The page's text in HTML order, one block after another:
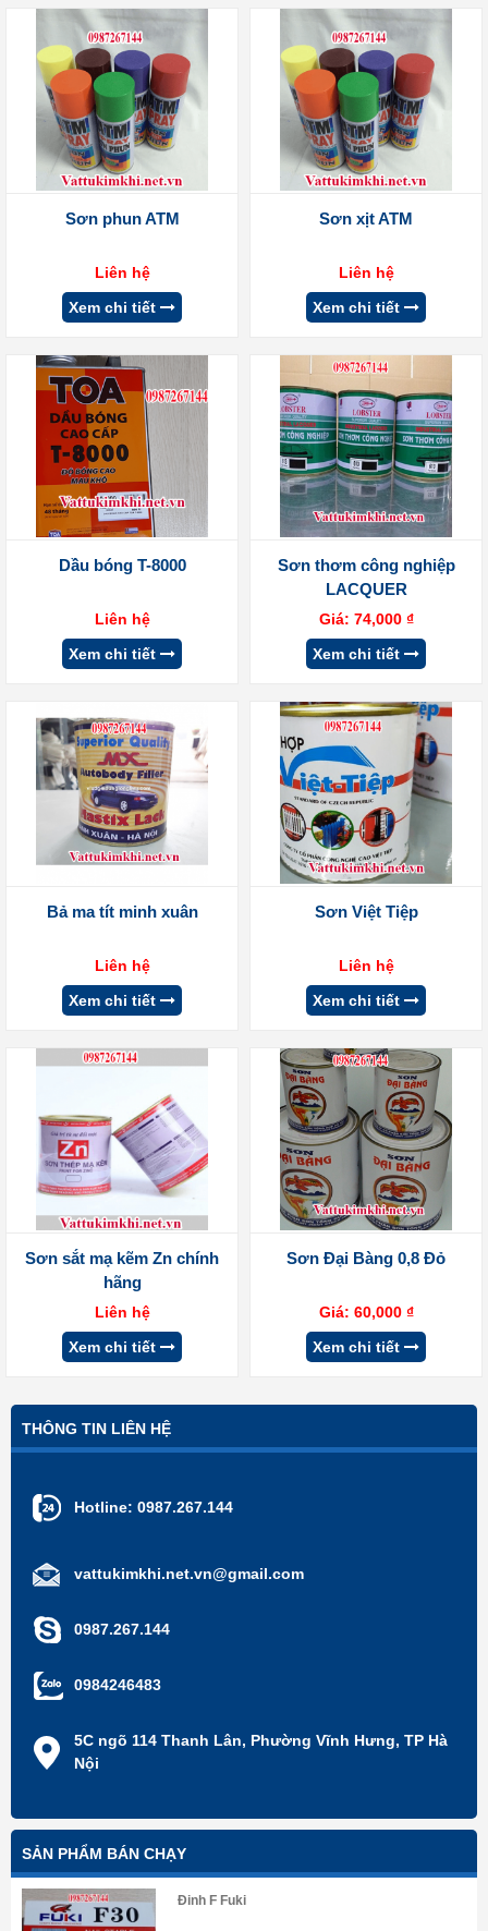
Sơn phun ATM
Liên hệ
Xem chi tiết
Sơn xịt ATM
Liên hệ
Xem chi tiết
Dầu bóng T-8000
Liên hệ
Xem chi tiết
Sơn thơm công nghiệp
LACQUER
Giá: 74,000 ₫
Xem chi tiết
Bả ma tít minh xuân
Liên hệ
Xem chi tiết
Sơn Việt Tiệp
Liên hệ
Xem chi tiết
Sơn sắt mạ kẽm Zn chính
hãng
Liên hệ
Xem chi tiết
Sơn Đại Bàng 0,8 Đỏ
Giá: 60,000 ₫
Xem chi tiết
THÔNG TIN LIÊN HỆ
Hotline: 0987.267.144
vattukimkhi.net.vn@gmail.com
0987.267.144
0984246483
5C ngõ 114 Thanh Lân, Phường Vĩnh Hưng, TP Hà
Nội
SẢN PHẨM BÁN CHẠY
Đinh F Fuki